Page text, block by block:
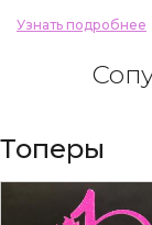
Узнать подробнее
Топеры